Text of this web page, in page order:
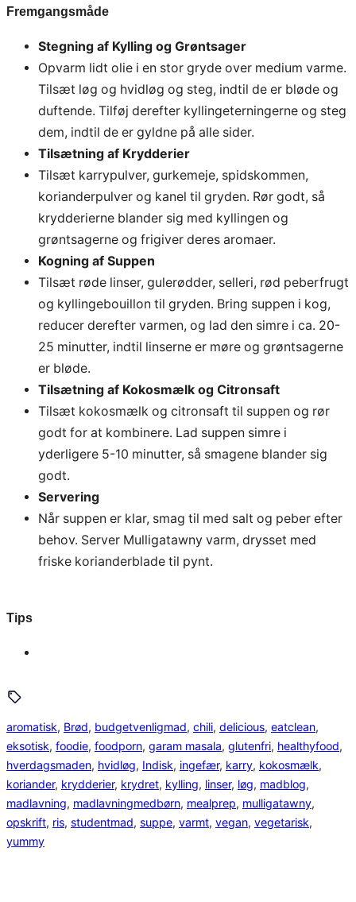
Fremgangsmåde
Stegning af Kylling og Grøntsager
Opvarm lidt olie i en stor gryde over medium varme.
Tilsæt løg og hvidløg og steg, indtil de er bløde og
duftende. Tilføj derefter kyllingeterningerne og steg
dem, indtil de er gyldne på alle sider.
Tilsætning af Krydderier
Tilsæt karrypulver, gurkemeje, spidskommen,
korianderpulver og kanel til gryden. Rør godt, så
krydderierne blander sig med kyllingen og
grøntsagerne og frigiver deres aromaer.
Kogning af Suppen
Tilsæt røde linser, gulerødder, selleri, rød peberfrugt
og kyllingebouillon til gryden. Bring suppen i kog,
reducer derefter varmen, og lad den simre i ca. 20-
25 minutter, indtil linserne er møre og grøntsagerne
er bløde.
Tilsætning af Kokosmælk og Citronsaft
Tilsæt kokosmælk og citronsaft til suppen og rør
godt for at kombinere. Lad suppen simre i
yderligere 5-10 minutter, så smagene blander sig
godt.
Servering
Når suppen er klar, smag til med salt og peber efter
behov. Server Mulligatawny varm, drysset med
friske korianderblade til pynt.
Tips
aromatisk, Brød, budgetvenligmad, chili, delicious, eatclean
eksotisk, foodie, foodporn, garam masala, glutenfri, healthyfood
hverdagsmaden, hvidløg, Indisk, ingefær, karry, kokosmælk
koriander, krydderier, krydret, kylling, linser, løg, madblog
madlavning, madlavningmedbørn, mealprep, mulligatawny
opskrift, ris, studentmad, suppe, varmt, vegan, vegetarisk
yummy